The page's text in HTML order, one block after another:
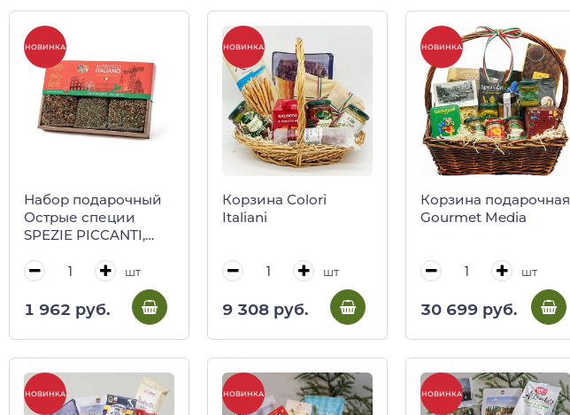
НОВИНКА
Набор подарочный
Острые специи
SPEZIE PICCANTI,
Umbro
шт
1 962 руб.
НОВИНКА
Корзина Colori
Italiani
шт
9 308 руб.
НОВИНКА
Корзина подарочная
Gourmet Media
шт
30 699 руб.
НОВИНКА НОВИНКА НОВИНКА